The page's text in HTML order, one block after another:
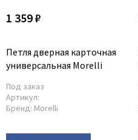
1 359 ₽
Петля дверная карточная
универсальная Morelli
Под заказ
Артикул:
Бренд: Morelli